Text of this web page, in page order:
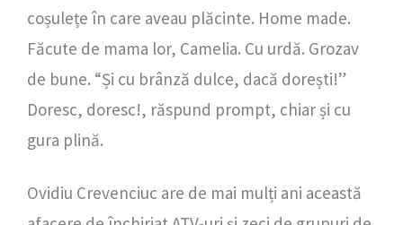
coșulețe în care aveau plăcinte. Home made.
Făcute de mama lor, Camelia. Cu urdă. Grozav
de bune. “Și cu brânză dulce, dacă dorești!”
Doresc, doresc!, răspund prompt, chiar și cu
gura plină.
Ovidiu Crevenciuc are de mai mulți ani această